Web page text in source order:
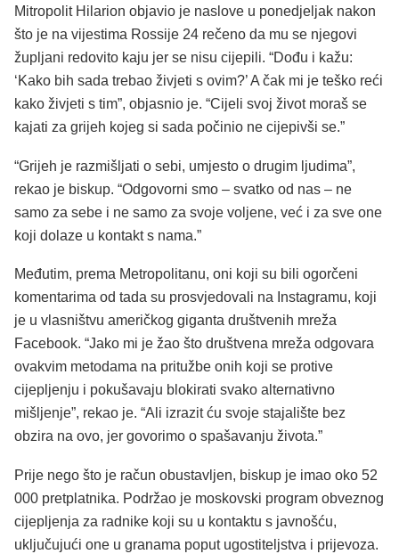
Mitropolit Hilarion objavio je naslove u ponedjeljak nakon
što je na vijestima Rossije 24 rečeno da mu se njegovi
župljani redovito kaju jer se nisu cijepili. “Dođu i kažu:
‘Kako bih sada trebao živjeti s ovim?’ A čak mi je teško reći
kako živjeti s tim”, objasnio je. “Cijeli svoj život moraš se
kajati za grijeh kojeg si sada počinio ne cijepivši se.”
“Grijeh je razmišljati o sebi, umjesto o drugim ljudima”,
rekao je biskup. “Odgovorni smo – svatko od nas – ne
samo za sebe i ne samo za svoje voljene, već i za sve one
koji dolaze u kontakt s nama.”
Međutim, prema Metropolitanu, oni koji su bili ogorčeni
komentarima od tada su prosvjedovali na Instagramu, koji
je u vlasništvu američkog giganta društvenih mreža
Facebook. “Jako mi je žao što društvena mreža odgovara
ovakvim metodama na pritužbe onih koji se protive
cijepljenju i pokušavaju blokirati svako alternativno
mišljenje”, rekao je. “Ali izrazit ću svoje stajalište bez
obzira na ovo, jer govorimo o spašavanju života.”
Prije nego što je račun obustavljen, biskup je imao oko 52
000 pretplatnika. Podržao je moskovski program obveznog
cijepljenja za radnike koji su u kontaktu s javnošću,
uključujući one u granama poput ugostiteljstva i prijevoza.